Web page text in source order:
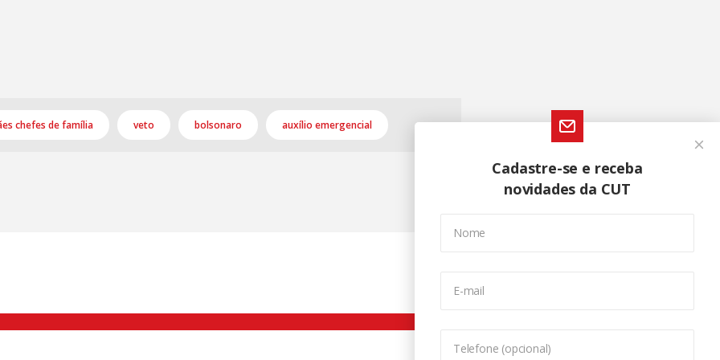
chefes de família veto bolsonaro auxílio emergencial
Cadastre-se e receba
novidades da CUT
Nome
E-mail
Telefone (opcional)